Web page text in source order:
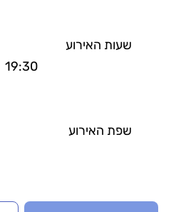
שעות האירוע
19:30
שפת האירוע